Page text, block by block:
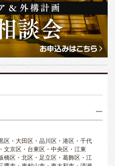
区・大田区・品川区・港区・千代
文京区・台東区・中央区・江東
橋区・北区・足立区・葛飾区・江